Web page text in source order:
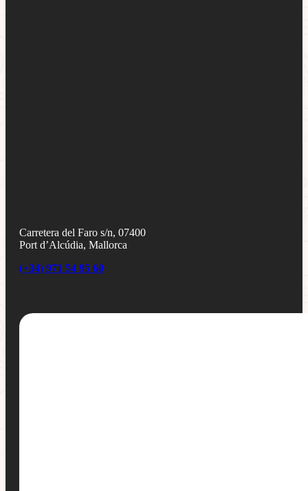
Carretera del Faro s/n, 07400
Port d’Alcúdia, Mallorca
(+34) 971 54 95 60